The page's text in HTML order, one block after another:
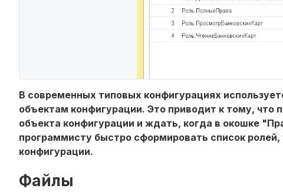
В современных типовых конфигурациях
объектам конфигурации. Это приводит к тому, что
объекта конфигурации и ждать, когда в окошке
программисту быстро сформировать список
конфигурации.
Файлы